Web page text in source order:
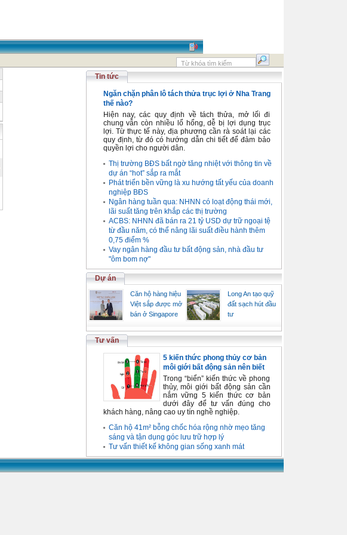
Tin tức
Ngăn chặn phân lô tách thửa trục lợi ở Nha Trang
thế nào?
Hiện nay, các quy định về tách thửa, mở lối đi
chung vẫn còn nhiều lổ hổng, dễ bị lợi dụng trục
lợi. Từ thực tế này, địa phương cần rà soát lại các
quy định, từ đó có hướng dẫn chi tiết để đảm bảo
quyền lợi cho người dân.
Thị trường BĐS bất ngờ tăng nhiệt với thông tin về
dự án “hot” sắp ra mắt
Phát triển bền vững là xu hướng tất yếu của doanh
nghiệp BĐS
Ngân hàng tuần qua: NHNN có loạt động thái mới,
lãi suất tăng trên khắp các thị trường
ACBS: NHNN đã bán ra 21 tỷ USD dự trữ ngoại tệ
từ đầu năm, có thể nâng lãi suất điều hành thêm
0,75 điểm %
Vay ngân hàng đầu tư bất động sản, nhà đầu tư
"ôm bom nợ"
Dự án
Căn hộ hàng hiệu
Việt sắp được mở
bán ở Singapore
Long An tạo quỹ
đất sạch hút đầu
tư
Tư vấn
5 kiến thức phong thủy cơ bản
môi giới bất động sản nên biết
Trong “biển” kiến thức về phong
thủy, môi giới bất động sản cần
nắm vững 5 kiến thức cơ bản
dưới đây để tư vấn đúng cho
khách hàng, nâng cao uy tín nghề nghiệp.
Căn hộ 41m² bỗng chốc hóa rộng nhờ mẹo tăng
sáng và tận dụng góc lưu trữ hợp lý
Tư vấn thiết kế không gian sống xanh mát